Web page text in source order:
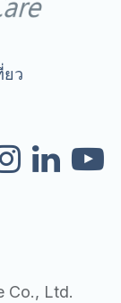
ยว
Co., Ltd.